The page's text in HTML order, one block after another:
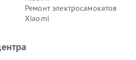
Ремонт электросамокатов
Xiaomi
Ремонт смарт-часов Xiaomi